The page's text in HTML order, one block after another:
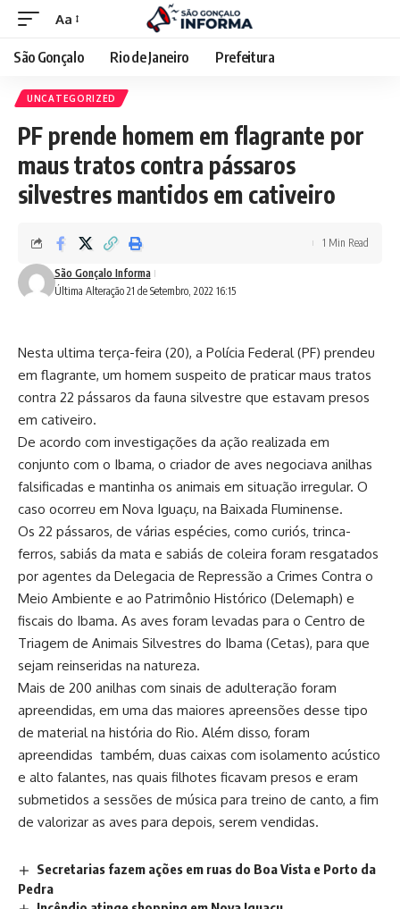
Aa
São Gonçalo Rio de Janeiro Prefeitura
UNCATEGORIZED
PF prende homem em flagrante por
maus tratos contra pássaros
silvestres mantidos em cativeiro
Última Alteração 21 de Setembro, 2022 16:15
São Gonçalo Informa
1 Min Read
Nesta ultima terça-feira (20), a Polícia Federal (PF) prendeu
em flagrante, um homem suspeito de praticar maus tratos
contra 22 pássaros da fauna silvestre que estavam presos
em cativeiro.
De acordo com investigações da ação realizada em
conjunto com o Ibama, o criador de aves negociava anilhas
falsificadas e mantinha os animais em situação irregular. O
caso ocorreu em Nova Iguaçu, na Baixada Fluminense.
Os 22 pássaros, de várias espécies, como curiós, trinca-
ferros, sabiás da mata e sabiás de coleira foram resgatados
por agentes da Delegacia de Repressão a Crimes Contra o
Meio Ambiente e ao Patrimônio Histórico (Delemaph) e
fiscais do Ibama. As aves foram levadas para o Centro de
Triagem de Animais Silvestres do Ibama (Cetas), para que
sejam reinseridas na natureza.
Mais de 200 anilhas com sinais de adulteração foram
apreendidas, em uma das maiores apreensões desse tipo
de material na história do Rio. Além disso, foram
apreendidas também, duas caixas com isolamento acústico
e alto falantes, nas quais filhotes ficavam presos e eram
submetidos a sessões de música para treino de canto, a fim
de valorizar as aves para depois, serem vendidas.
Secretarias fazem ações em ruas do Boa Vista e Porto da
Pedra